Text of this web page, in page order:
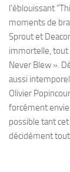
l’éblouissant
moments de
Sprout et
immortelle, tout
Never Blew ».
aussi
Olivier
forcément
possible tant cet
décidément